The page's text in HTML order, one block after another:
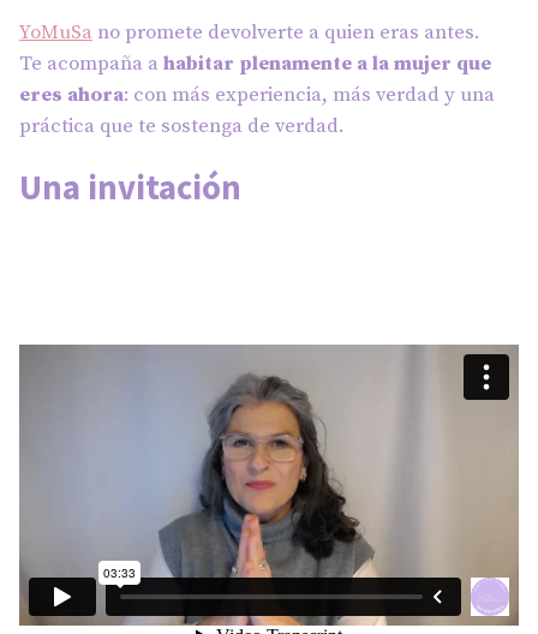
YoMuSa no promete devolverte a quien eras antes.
Te acompaña ahabitar plenamente a la mujer que
eres ahora: con más experiencia, más verdad y una
práctica que te sostenga de verdad.
Una invitación